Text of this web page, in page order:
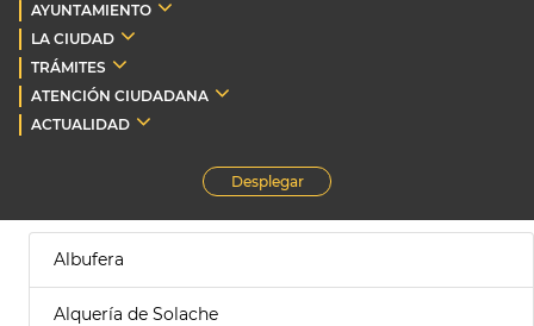
AYUNTAMIENTO
LA CIUDAD
TRÁMITES
ATENCIÓN CIUDADANA
ACTUALIDAD
Desplegar
Albufera
Alquería de Solache